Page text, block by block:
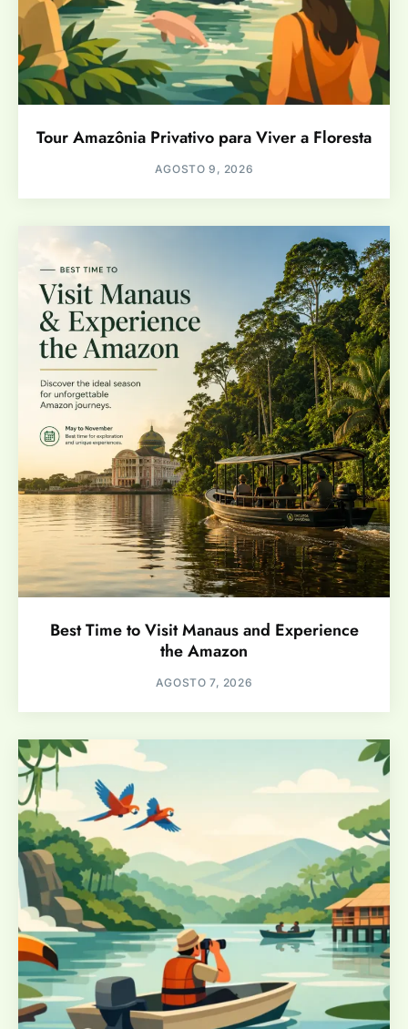
Tour Amazônia Privativo para Viver a Floresta
AGOSTO 9, 2026
Best Time to Visit Manaus and Experience
the Amazon
AGOSTO 7, 2026